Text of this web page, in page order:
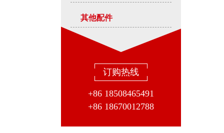
其他配件
订购热线
+86 18508465491
+86 18670012788